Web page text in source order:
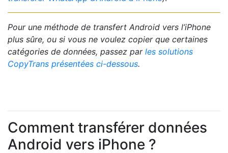
Pour une méthode de transfert Android vers l’iPhone
plus sûre, ou si vous ne voulez copier que certaines
catégories de données, passez par les solutions
CopyTrans présentées ci-dessous.
Comment transférer données
Android vers iPhone ?